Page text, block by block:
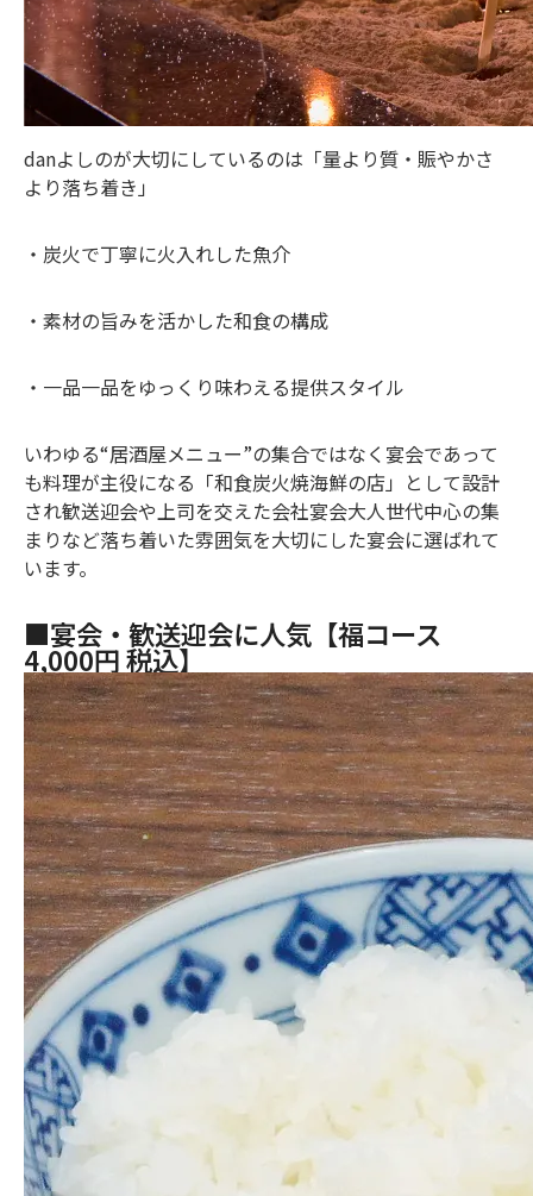
danよしのが大切にしているのは「量より質・賑やかさ
より落ち着き」
・炭火で丁寧に火入れした魚介
・素材の旨みを活かした和食の構成
・一品一品をゆっくり味わえる提供スタイル
いわゆる“居酒屋メニュー”の集合ではなく宴会であって
も料理が主役になる「和食炭火焼海鮮の店」として設計
され歓送迎会や上司を交えた会社宴会大人世代中心の集
まりなど落ち着いた雰囲気を大切にした宴会に選ばれて
います。
■宴会・歓送迎会に人気【福コース
4,000円 税込】